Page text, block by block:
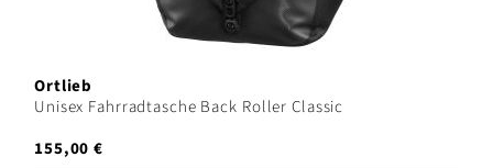
Ortlieb
Unisex Fahrradtasche Back Roller Classic
155,00 €